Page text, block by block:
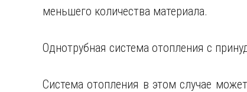
меньшего количества материала.
Однотрубная система отопления с
Система отопления в этом случае